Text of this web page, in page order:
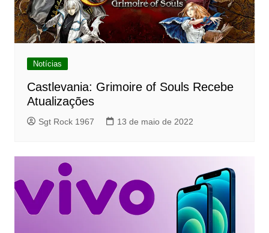
Notícias
Castlevania: Grimoire of Souls Recebe
Atualizações
Sgt Rock 1967 13 de maio de 2022